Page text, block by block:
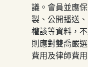
議。會員並應
製、公開播送
權該等資料，
則應對雙喬嚴
費用及律師費用